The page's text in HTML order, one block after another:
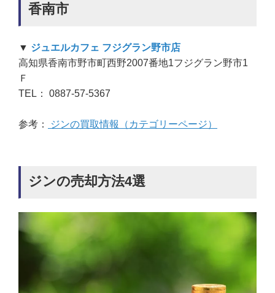
香南市
▼ ジュエルカフェ フジグラン野市店
高知県香南市野市町西野2007番地1フジグラン野市1
Ｆ
TEL： 0887-57-5367
参考： ジンの買取情報（カテゴリーページ）
ジンの売却方法4選